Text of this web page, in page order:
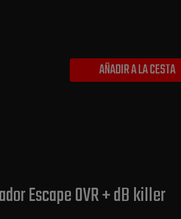
AÑADIR A LA CESTA
Escape OVR + dB killer